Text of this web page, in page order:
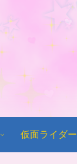
仮面ライダー